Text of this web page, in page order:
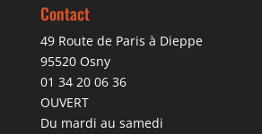
Contact
49 Route de Paris à Dieppe
95520 Osny
01 34 20 06 36
OUVERT
Du mardi au samedi